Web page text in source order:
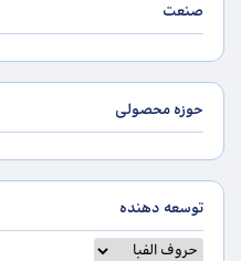
صنعت
حوزه محصولی
توسعه دهنده